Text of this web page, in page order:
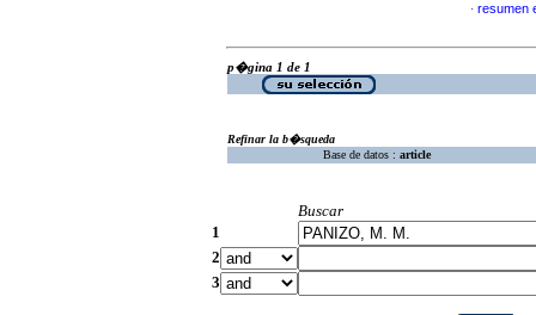
· resumen
p�gina 1 de 1
Refinar la b�squeda
Base de datos : article
Buscar
1
2
3